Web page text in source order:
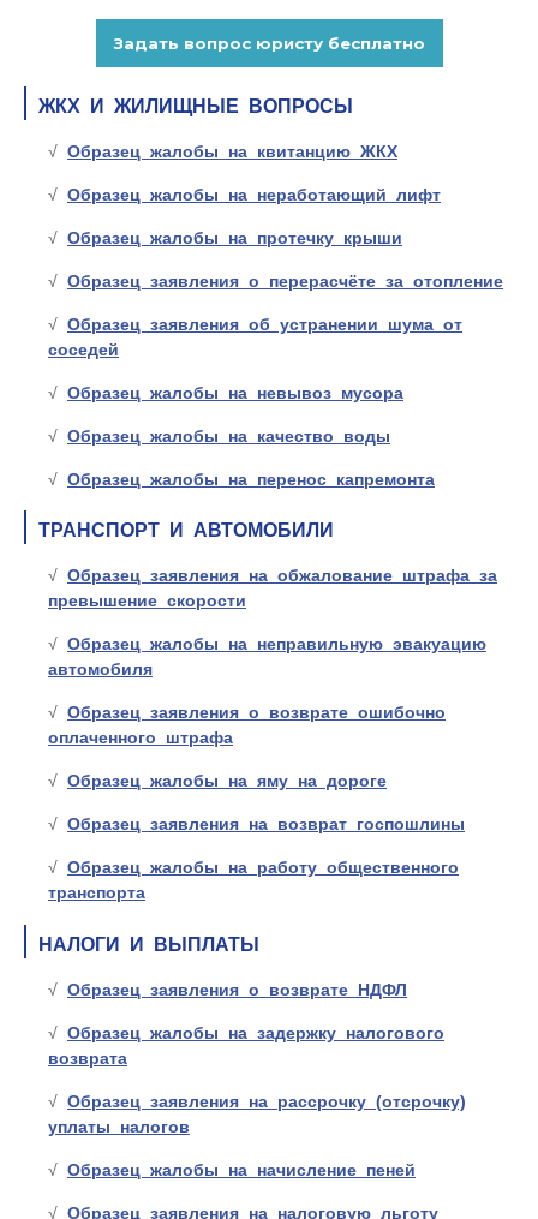
ЖКХ И ЖИЛИЩНЫЕ ВОПРОСЫ
Образец жалобы на квитанцию ЖКХ
Образец жалобы на неработающий лифт
Образец жалобы на протечку крыши
Образец заявления о перерасчёте за отопление
Образец заявления об устранении шума от
соседей
Образец жалобы на невывоз мусора
Образец жалобы на качество воды
Образец жалобы на перенос капремонта
ТРАНСПОРТ И АВТОМОБИЛИ
Образец заявления на обжалование штрафа за
превышение скорости
Образец жалобы на неправильную эвакуацию
автомобиля
Образец заявления о возврате ошибочно
оплаченного штрафа
Образец жалобы на яму на дороге
Образец заявления на возврат госпошлины
Образец жалобы на работу общественного
транспорта
НАЛОГИ И ВЫПЛАТЫ
Образец заявления о возврате НДФЛ
Образец жалобы на задержку налогового
возврата
Образец заявления на рассрочку (отсрочку)
уплаты налогов
Образец жалобы на начисление пеней
Образец заявления на налоговую льготу